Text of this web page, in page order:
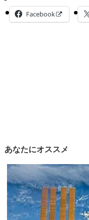
Facebook
あなたにオススメ